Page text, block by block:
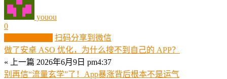
youou
0
扫码分享到微信
做了安卓 ASO 优化，为什么搜不到自己的 APP？
« 上一篇 2026年6月9日 pm4:37
别再信“流量玄学”了！App暴涨背后根本不是运气